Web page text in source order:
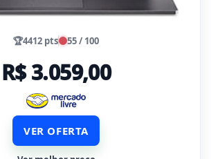
🏆4412 pts 55 / 100
R$ 3.059,00
VER OFERTA